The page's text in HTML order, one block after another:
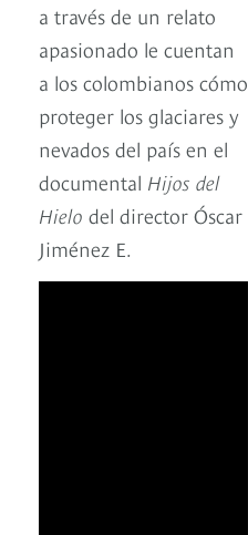
a través de un relato
apasionado le cuentan
a los colombianos cómo
proteger los glaciares y
nevados del país en el
documental Hijos del
Hielo del director Óscar
Jiménez E.